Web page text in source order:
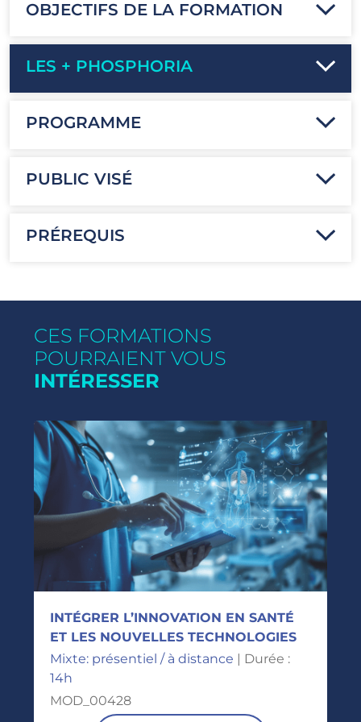
OBJECTIFS DE LA FORMATION
LES + PHOSPHORIA
PROGRAMME
PUBLIC VISÉ
PRÉREQUIS
CES FORMATIONS
POURRAIENT VOUS
INTÉRESSER
INTÉGRER L’INNOVATION EN SANTÉ
ET LES NOUVELLES TECHNOLOGIES
Mixte: présentiel / à distance | Durée :
14h
MOD_00428